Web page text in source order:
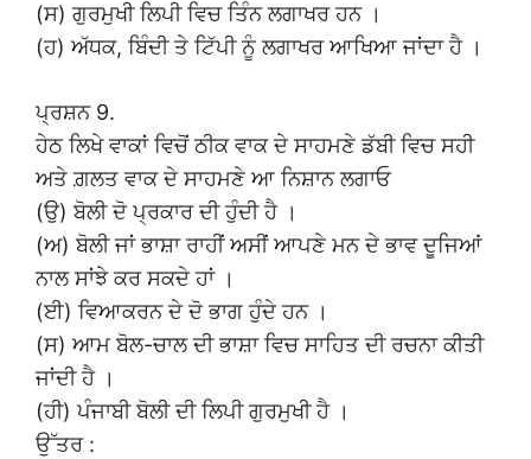
(ਸ) ਗੁਰਮੁਖੀ ਲਿਪੀ ਵਿਚ ਤਿੰਨ ਲਗਾਖਰ ਹਨ ।
(ਹ) ਅੱਧਕ, ਬਿੰਦੀ ਤੇ ਟਿੱਪੀ ਨੂੰ ਲਗਾਖਰ ਆਖਿਆ ਜਾਂਦਾ ਹੈ ।
ਪ੍ਰਸ਼ਨ 9.
ਹੇਠ ਲਿਖੇ ਵਾਕਾਂ ਵਿਚੋਂ ਠੀਕ ਵਾਕ ਦੇ ਸਾਹਮਣੇ ਡੱਬੀ ਵਿਚ ਸਹੀ
ਅਤੇ ਗ਼ਲਤ ਵਾਕ ਦੇ ਸਾਹਮਣੇ ਆ ਨਿਸ਼ਾਨ ਲਗਾਓ
(ਉ) ਬੋਲੀ ਦੋ ਪ੍ਰਕਾਰ ਦੀ ਹੁੰਦੀ ਹੈ ।
(ਅ) ਬੋਲੀ ਜਾਂ ਭਾਸ਼ਾ ਰਾਹੀਂ ਅਸੀਂ ਆਪਣੇ ਮਨ ਦੇ ਭਾਵ ਦੂਜਿਆਂ
ਨਾਲ ਸਾਂਝੇ ਕਰ ਸਕਦੇ ਹਾਂ ।
(ਈ) ਵਿਆਕਰਨ ਦੇ ਦੋ ਭਾਗ ਹੁੰਦੇ ਹਨ ।
(ਸ) ਆਮ ਬੋਲ-ਚਾਲ ਦੀ ਭਾਸ਼ਾ ਵਿਚ ਸਾਹਿਤ ਦੀ ਰਚਨਾ ਕੀਤੀ
ਜਾਂਦੀ ਹੈ ।
(ਹੀ) ਪੰਜਾਬੀ ਬੋਲੀ ਦੀ ਲਿਪੀ ਗੁਰਮੁਖੀ ਹੈ ।
ਉੱਤਰ :